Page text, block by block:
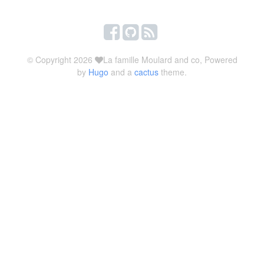
© Copyright 2026
La famille Moulard and co, Powered
by Hugo and a cactus theme.